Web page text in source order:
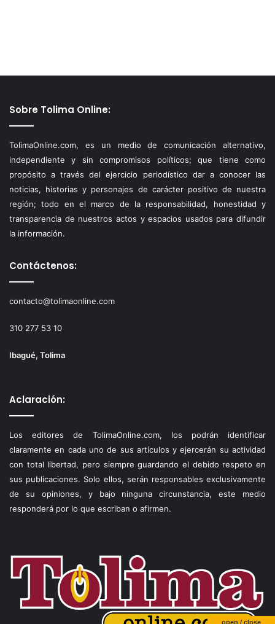
Sobre Tolima Online:
TolimaOnline.com, es un medio de comunicación alternativo,
independiente y sin compromisos políticos; que tiene como
propósito a través del ejercicio periodístico dar a conocer las
noticias, historias y personajes de carácter positivo de nuestra
región; todo en el marco de la responsabilidad, honestidad y
transparencia de nuestros actos y espacios usados para difundir
la información.
Contáctenos:
contacto@tolimaonline.com
310 277 53 10
Ibagué, Tolima
Aclaración:
Los editores de TolimaOnline.com, los podrán identificar
claramente en cada uno de sus artículos y ejercerán su actividad
con total libertad, pero siempre guardando el debido respeto en
sus publicaciones. Solo ellos, serán responsables exclusivamente
de su opiniones, y bajo ninguna circunstancia, este medio
responderá por lo que escriban o afirmen.
open / close